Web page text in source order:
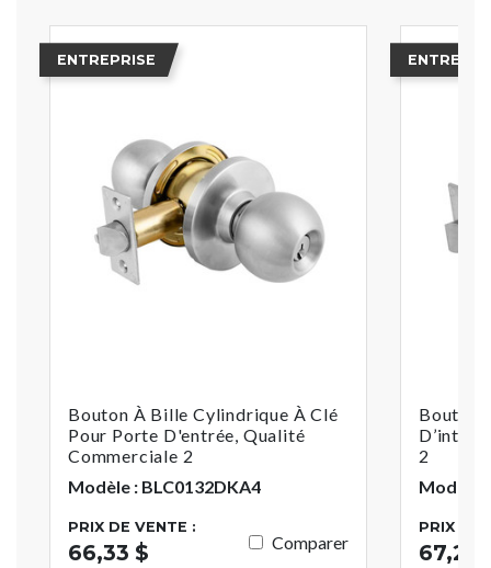
ENTREPRISE
Bouton À Bille Cylindrique À Clé
Pour Porte D'entrée, Qualité
Commerciale 2
Modèle : BLC0132DKA4
PRIX DE VENTE :
66,33 $ Comparer
Bouton
2
Modèle
PRIX DE
67,25